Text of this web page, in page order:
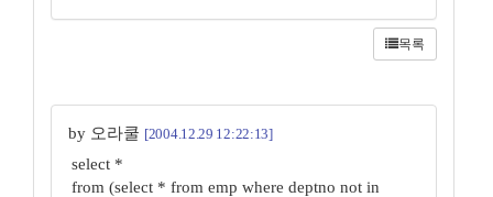
목록
by 오라쿨 [2004.12.29 12:22:13]
select *
from (select * from emp where deptno not in